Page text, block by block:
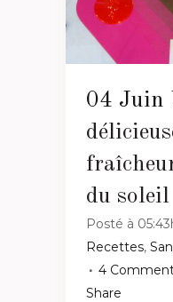
04 Juin
du soleil
Posté à
Recettes,
4
Share